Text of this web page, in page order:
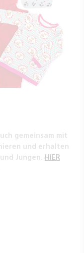
gemeinsam mit
und erhalten
Jungen.
HIER